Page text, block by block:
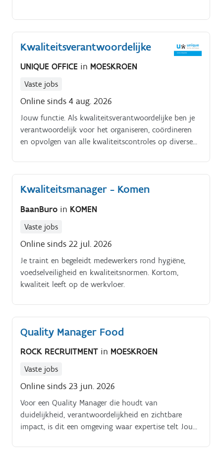
Kwaliteitsverantwoordelijke
UNIQUE OFFICE in MOESKROEN
Vaste jobs
Online sinds 4 aug. 2026
Jouw functie. Als kwaliteitsverantwoordelijke ben je
verantwoordelijk voor het organiseren, coördineren
en opvolgen van alle kwaliteitscontroles op diverse
vaardigheden en draagt actief bij aan de verdere
optimalisatie van processen en teams
opvolgen van kwaliteitscontroles op beschermkledij
en aanverwante benodigdheden Coördineren van
geldende kwaliteitsnormen Aansturen, begeleiden en
coachen van een team van kwaliteitsmedewerkers
Rapporteren van kwaliteitsresultaten, analyses en
verbeteracties aan management en
buitenland Organiseren en begeleiden van
klantenkeuringen en kwaliteitsaudits Regelmatig
kwaliteitsstandaarden te bewaken en projecten op te
volgen Actief bijdragen aan continue
Kwaliteitsmanager - Komen
BaanBuro in KOMEN
Vaste jobs
Online sinds 22 jul. 2026
Je traint en begeleidt medewerkers rond hygiëne,
voedselveiligheid en kwaliteitsnormen. Kortom,
kwaliteit leeft op de werkvloer.
Quality Manager Food
ROCK RECRUITMENT in MOESKROEN
Vaste jobs
Online sinds 23 jun. 2026
Voor een Quality Manager die houdt van
duidelijkheid, verantwoordelijkheid en zichtbare
impact, is dit een omgeving waar expertise telt Jouw